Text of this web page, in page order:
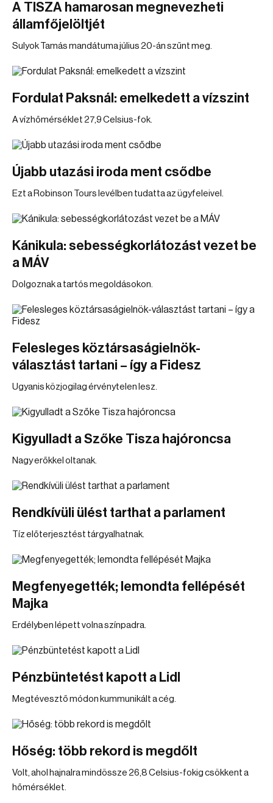
A TISZA hamarosan megnevezheti
államfőjelöltjét
Sulyok Tamás mandátuma július 20-án szűnt meg.
Fordulat Paksnál: emelkedett a vízszint
A vízhőmérséklet 27,9 Celsius-fok.
Újabb utazási iroda ment csődbe
Ezt a Robinson Tours levélben tudatta az ügyfeleivel.
Kánikula: sebességkorlátozást vezet be
a MÁV
Dolgoznak a tartós megoldásokon.
Felesleges köztársaságielnök-
választást tartani – így a Fidesz
Ugyanis közjogilag érvénytelen lesz.
Kigyulladt a Szőke Tisza hajóroncsa
Nagy erőkkel oltanak.
Rendkívüli ülést tarthat a parlament
Tíz előterjesztést tárgyalhatnak.
Megfenyegették; lemondta fellépését
Majka
Erdélyben lépett volna színpadra.
Pénzbüntetést kapott a Lidl
Megtévesztő módon kummunikált a cég.
Hőség: több rekord is megdőlt
Volt, ahol hajnalra mindössze 26,8 Celsius-fokig csökkent a
hőmérséklet.